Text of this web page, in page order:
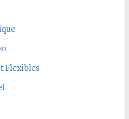
Flexibles